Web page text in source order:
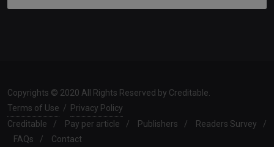
Copyrights © 2020 All Rights Reserved by Creditable.
Terms of Use / Privacy Policy
Creditable
/ Pay per article / Publishers / Readers Survey
/
FAQs
/ Contact